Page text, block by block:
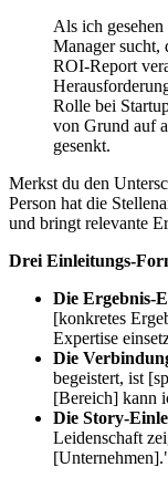
Als ich
Manager sucht,
ROI-Report
Rolle bei
von Grund auf
gesenkt.
Merkst du den
Person hat die
und bringt relevante
Drei Einleitungs-
Die Ergebnis-
[konkretes
Expertise
Die
begeistert, ist
[Bereich] kann
Die Story-
Leidenschaft